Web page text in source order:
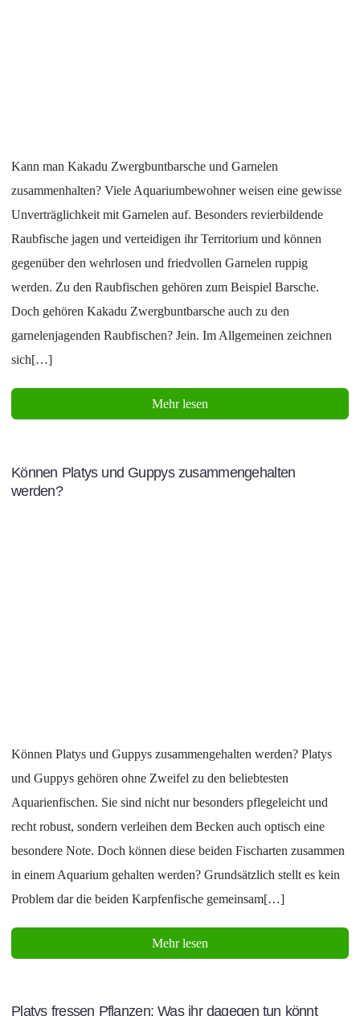
Kann man Kakadu Zwergbuntbarsche und Garnelen
zusammenhalten? Viele Aquariumbewohner weisen eine gewisse
Unverträglichkeit mit Garnelen auf. Besonders revierbildende
Raubfische jagen und verteidigen ihr Territorium und können
gegenüber den wehrlosen und friedvollen Garnelen ruppig
werden. Zu den Raubfischen gehören zum Beispiel Barsche.
Doch gehören Kakadu Zwergbuntbarsche auch zu den
garnelenjagenden Raubfischen? Jein. Im Allgemeinen zeichnen
sich[…]
Mehr lesen
Können Platys und Guppys zusammengehalten
werden?
Können Platys und Guppys zusammengehalten werden? Platys
und Guppys gehören ohne Zweifel zu den beliebtesten
Aquarienfischen. Sie sind nicht nur besonders pflegeleicht und
recht robust, sondern verleihen dem Becken auch optisch eine
besondere Note. Doch können diese beiden Fischarten zusammen
in einem Aquarium gehalten werden? Grundsätzlich stellt es kein
Problem dar die beiden Karpfenfische gemeinsam[…]
Mehr lesen
Platys fressen Pflanzen: Was ihr dagegen tun könnt